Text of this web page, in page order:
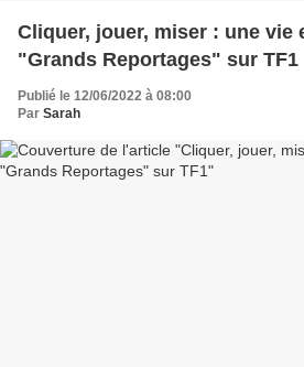
Cliquer, jouer, miser : une vie
"Grands Reportages" sur TF1
Publié le 12/06/2022 à 08:00
Par Sarah